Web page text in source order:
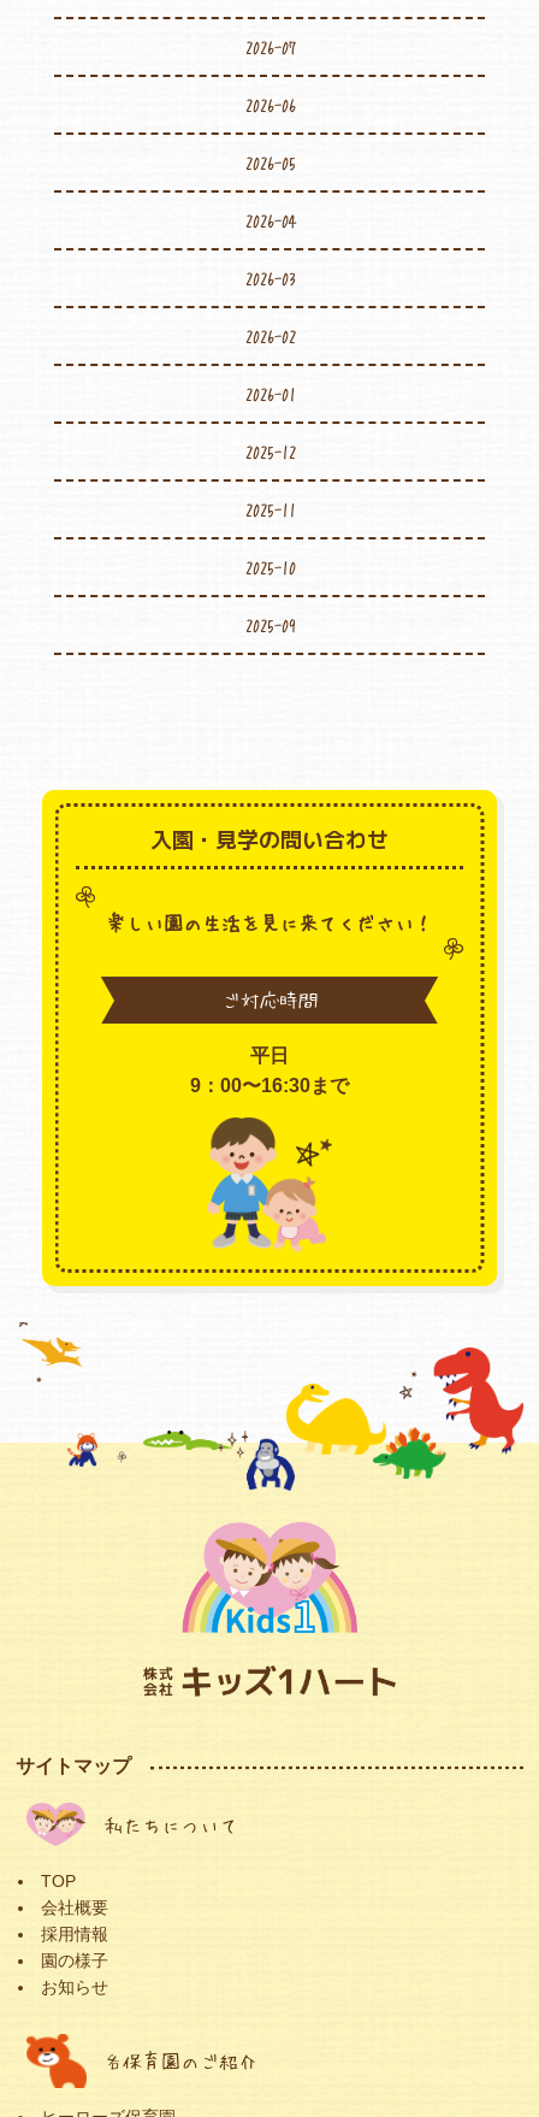
2026-07
2026-06
2026-05
2026-04
2026-03
2026-02
2026-01
2025-12
2025-11
2025-10
2025-09
入園・見学の問い合わせ
楽しい園の生活を見に来てください！
ご対応時間
平日
9：00〜16:30まで
サイトマップ
私たちについて
TOP
会社概要
採用情報
園の様子
お知らせ
各保育園のご紹介